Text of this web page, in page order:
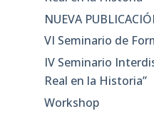
NUEVA
VI Seminario de
IV Seminario
Real en la Historia”
Workshop